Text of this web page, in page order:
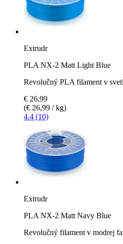
Extrudr
PLA NX-2 Matt Light Blue
Revolučný PLA filament v
€ 26,99
(€ 26,99 / kg)
4.4 (10)
Extrudr
PLA NX-2 Matt Navy Blue
Revolučný filament v modrej